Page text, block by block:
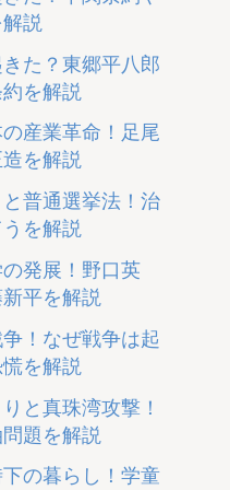
説
きた？東郷平八郎
を解説
の産業革命！足尾
を解説
と普通選挙法！治
を解説
の発展！野口英
平を解説
！なぜ戦争は起
を解説
と真珠湾攻撃！
題を解説
下の暮らし！学童